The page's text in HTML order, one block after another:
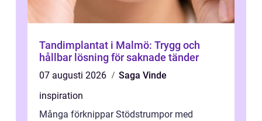
Tandimplantat i Malmö: Trygg och
hållbar lösning för saknade tänder
07 augusti 2026
Saga Vinde
inspiration
Många förknippar Stödstrumpor med